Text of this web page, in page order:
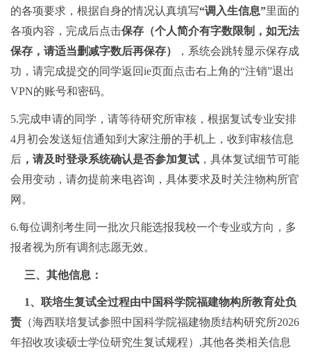
的各项要求，根据自身的情况认真填写“调入生信息”里面的
各项内容，完成后点击保存（个人简介有字数限制，如无法
保存，请适当删减字数后再保存）
，系统会跳转显示保存成
功，请完成提交的同学返回ie页面点击右上角的“注销”退出
VPN的账号和密码。
5.完成申请的同学，请等待研究所审核，根据复试专业安排
4月初会发送短信通知到大家注册的手机上，收到审核信息
后 ，请及时登录系统确认是否参加复试 ，具体复试细节可能
会用变动，请勿提前来电咨询，具体要求及时关注物构所官
网。
6.每位调剂考生同一批次只能选报我校一个专业或方向，多
报者视为所有调剂志愿无效。
三、其他信息：
1、联培生复试全过程由中国科学院福建物构所教育处负
责 （海西联培复试参照中国科学院福建物质结构研究所2026
年招收攻读硕士学位研究生复试规程）,其他各类相关信息